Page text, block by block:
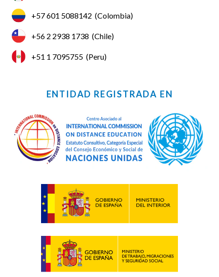
+57 601 5088142 (Colombia)
+56 2 2938 1738 (Chile)
+51 1 7095755 (Peru)
ENTIDAD REGISTRADA EN